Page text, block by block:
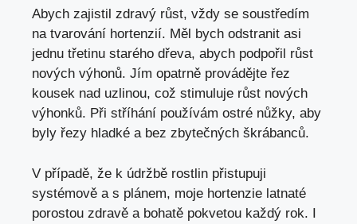
Abych zajistil zdravý růst, vždy se soustředím
na tvarování hortenzií. Měl bych odstranit asi
jednu třetinu starého dřeva, abych podpořil růst
nových výhonů. Jím opatrně provádějte řez
kousek nad uzlinou, což stimuluje růst nových
výhonků. Při stříhání používám ostré nůžky, aby
byly řezy hladké a bez zbytečných škrábanců.
V případě, že k údržbě rostlin přistupuji
systémově a s plánem, moje hortenzie latnaté
porostou zdravě a bohatě pokvetou každý rok. I